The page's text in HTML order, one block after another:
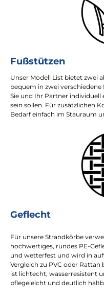
Fußstützen
Unser Modell List bietet zwei
bequem in zwei verschiedene
Sie und Ihr Partner
sein sollen. Für zusätzlichen
Bedarf einfach im Stauraum
Geflecht
Für unsere Strandkörbe
hochwertiges, rundes PE-
und wetterfest und wird in
Vergleich zu PVC oder Rattan
ist lichtecht, wasserresistent
pflegeleicht und deutlich